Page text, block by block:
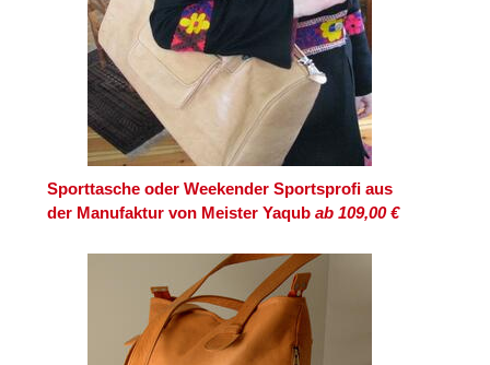
Sporttasche oder Weekender Sportsprofi aus
der Manufaktur von Meister Yaqub ab 109,00 €